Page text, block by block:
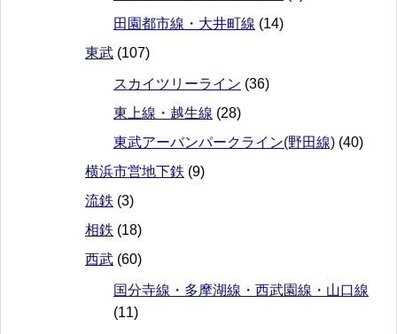
田園都市線・大井町線 (14)
東武 (107)
スカイツリーライン (36)
東上線・越生線 (28)
東武アーバンパークライン(野田線) (40)
横浜市営地下鉄 (9)
流鉄 (3)
相鉄 (18)
西武 (60)
国分寺線・多摩湖線・西武園線・山口線
(11)